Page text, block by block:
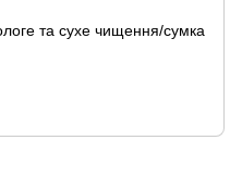
та сухе чищення/сумка